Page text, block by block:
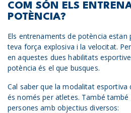
COM SÓN ELS
POTÈNCIA?
Els entrenaments de potència estan
teva força explosiva i la velocitat.
en aquestes dues habilitats
potència és el que busques.
Cal saber que la modalitat
és només per atletes. També
persones amb objectius diversos: